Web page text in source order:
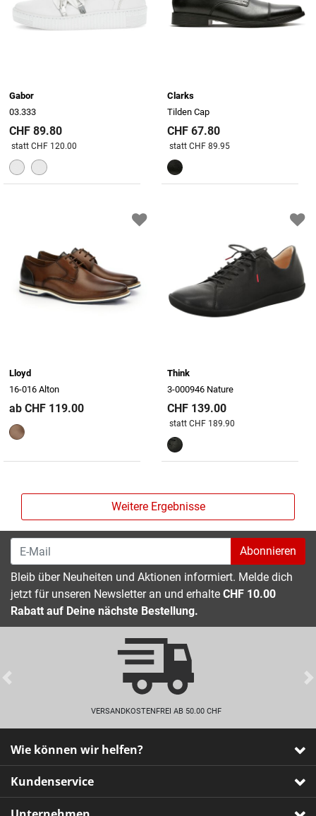
Gabor
03.333
CHF 89.80
Preis reduziert von
statt CHF 120.00
Clarks
Tilden Cap
CHF 67.80
Preis reduziert von
statt CHF 89.95An
Lloyd
16-016 Alton
ab CHF 119.00
Think
3-000946 Nature
CHF 139.00
Preis reduziert von
statt CHF 189.90
Weitere Ergebnisse
Abonnieren
Bleib über Neuheiten und Aktionen informiert. Melde dich
jetzt für unseren Newsletter an und erhalte CHF 10.00
Rabatt auf Deine nächste Bestellung.
VERSANDKOSTENFREI AB 50.00 CHF
Previous
Wie können wir helfen?
Kundenservice